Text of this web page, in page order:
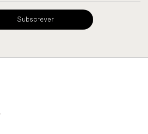
Subscrever